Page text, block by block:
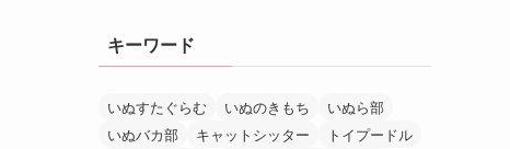
キーワード
いぬすたぐらむ いぬのきもち
いぬら部
いぬバカ部
キャットシッター
トイプードル